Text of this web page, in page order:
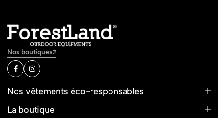
Nos boutiques
Nos vêtements éco-responsables
La boutique